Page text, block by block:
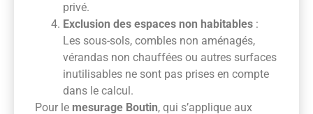
privé.
Exclusion des espaces non habitables :
Les sous-sols, combles non aménagés,
vérandas non chauffées ou autres surfaces
inutilisables ne sont pas prises en compte
dans le calcul.
Pour le mesurage Boutin, qui s’applique aux